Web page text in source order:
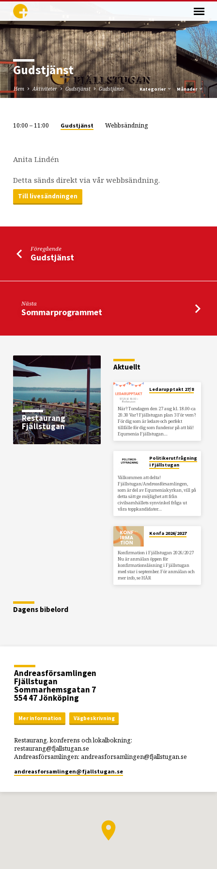
Gudstjänst
Hem Aktiviteter Gudstjänst Gudstjänst Kategorier Månader
10:00 – 11:00 Gudstjänst Webbsändning
Anita Lindén
Detta sänds direkt via vår webbsändning.
Till livesändningen
Föregående
Gudstjänst
Nästa
Sommarprogrammet
Restaurang
Fjällstugan
Aktuellt
Ledarupptakt 27/8
När? Torsdagen den 27 aug kl. 18.00-ca
20.30 Var? Fjällstugan plan 3 För vem?
För dig som är ledare och perfekt
tillfälle för dig som funderar på att bli!
Equmenia Fjällstugan…
Politikerutfrågning
i Fjällstugan
Välkommen att delta!
Fjällstugan/Andreasförsamlingen,
som är del av Equmeniakyrkan, vill på
detta sätt ge möjlighet att från
civilsamhällets synvinkel fråga ut
våra toppkandidater…
Konfa 2026/2027
Konfirmation i Fjällstugan 2026/2027
Nu är anmälan öppen för
konfirmationsläsning i Fjällstugan
med star i september. För anmälan och
mer info, se HÄR
Dagens bibelord
Andreasförsamlingen
Fjällstugan
Sommarhemsgatan 7
554 47 Jönköping
Mer information Vägbeskrivning
Restaurang, konferens och lokalbokning:
restaurang@fjallstugan.se
Andreasförsamlingen: andreasforsamlingen@fjallstugan.se
andreasforsamlingen​@fjallstugan.se